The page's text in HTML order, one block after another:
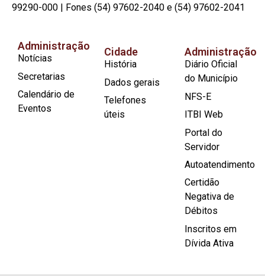
99290-000 | Fones (54) 97602-2040 e (54) 97602-2041
Administração
Notícias
Secretarias
Calendário de
Eventos
Cidade
História
Dados gerais
Telefones
úteis
Administração
Diário Oficial
do Município
NFS-E
ITBI Web
Portal do
Servidor
Autoatendimento
Certidão
Negativa de
Débitos
Inscritos em
Dívida Ativa